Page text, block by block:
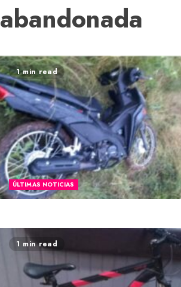
abandonada
1 min read
ÚLTIMAS NOTICIAS
1 min read